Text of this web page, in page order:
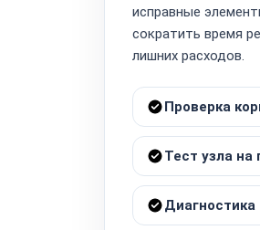
исправные
сократить время
лишних расходов.
Проверка
Тест узла на